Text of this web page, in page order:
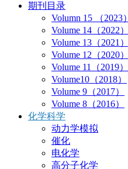
期刊目录
Volumn 15 （2023）
Volume 14（2022）
Volume 13（2021）
Volume 12（2020）
Volume 11（2019）
Volume10（2018）
Volume 9（2017）
Volume 8（2016）
化学科学
动力学模拟
催化
电化学
高分子化学